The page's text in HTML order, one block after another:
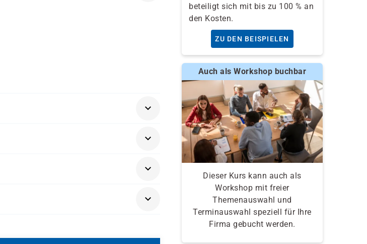
beteiligt sich mit bis zu 100 % an
den Kosten.
ZU DEN BEISPIELEN
Auch als Workshop buchbar
Dieser Kurs kann auch als
Workshop mit freier
Themenauswahl und
Terminauswahl speziell für Ihre
Firma gebucht werden.